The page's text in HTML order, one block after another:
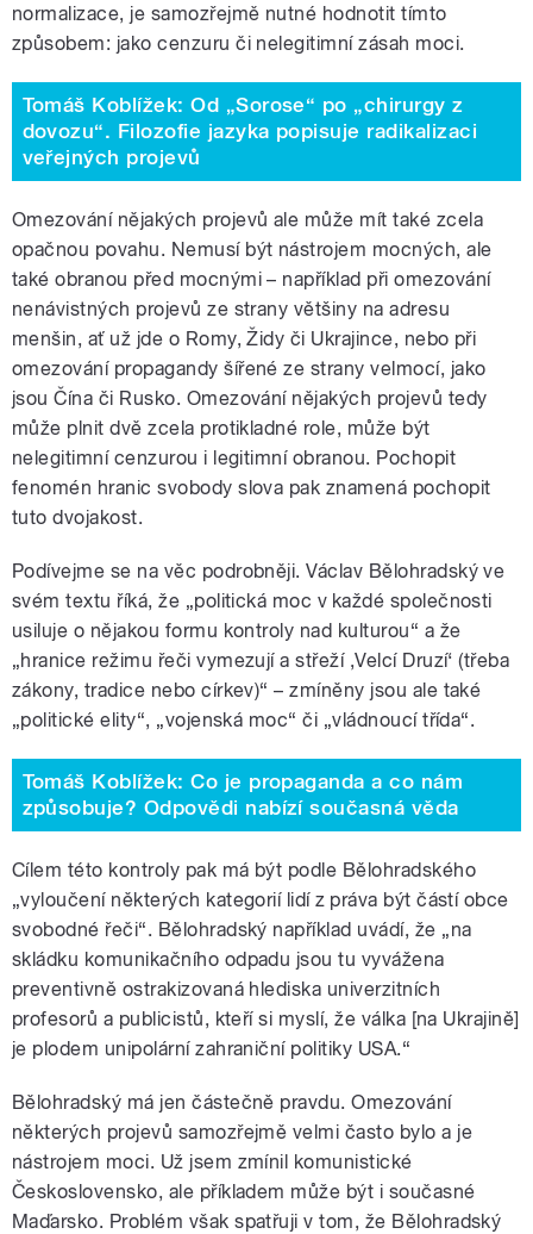
normalizace, je samozřejmě nutné hodnotit tímto
způsobem: jako cenzuru či nelegitimní zásah moci.
Tomáš Koblížek: Od „Sorose“ po „chirurgy z
dovozu“. Filozofie jazyka popisuje radikalizaci
veřejných projevů
Omezování nějakých projevů ale může mít také zcela
opačnou povahu. Nemusí být nástrojem mocných, ale
také obranou před mocnými – například při omezování
nenávistných projevů ze strany většiny na adresu
menšin, ať už jde o Romy, Židy či Ukrajince, nebo při
omezování propagandy šířené ze strany velmocí, jako
jsou Čína či Rusko. Omezování nějakých projevů tedy
může plnit dvě zcela protikladné role, může být
nelegitimní cenzurou i legitimní obranou. Pochopit
fenomén hranic svobody slova pak znamená pochopit
tuto dvojakost.
Podívejme se na věc podrobněji. Václav Bělohradský ve
svém textu říká, že „politická moc v každé společnosti
usiluje o nějakou formu kontroly nad kulturou“ a že
„hranice režimu řeči vymezují a střeží ,Velcí Druzí‘ (třeba
zákony, tradice nebo církev)“ – zmíněny jsou ale také
„politické elity“, „vojenská moc“ či „vládnoucí třída“.
Tomáš Koblížek: Co je propaganda a co nám
způsobuje? Odpovědi nabízí současná věda
Cílem této kontroly pak má být podle Bělohradského
„vyloučení některých kategorií lidí z práva být částí obce
svobodné řeči“. Bělohradský například uvádí, že „na
skládku komunikačního odpadu jsou tu vyvážena
preventivně ostrakizovaná hlediska univerzitních
profesorů a publicistů, kteří si myslí, že válka [na Ukrajině]
je plodem unipolární zahraniční politiky USA.“
Bělohradský má jen částečně pravdu. Omezování
některých projevů samozřejmě velmi často bylo a je
nástrojem moci. Už jsem zmínil komunistické
Československo, ale příkladem může být i současné
Maďarsko. Problém však spatřuji v tom, že Bělohradský